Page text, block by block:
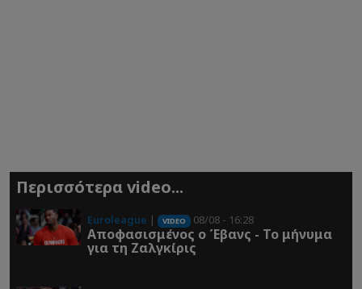
Περισσότερα video...
Euroleague | VIDEO 08/08 - 16:28
Αποφασισμένος ο Έβανς - Το μήνυμα
για τη Ζαλγκίρις